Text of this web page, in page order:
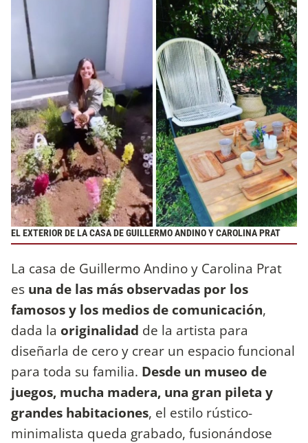
EL EXTERIOR DE LA CASA DE GUILLERMO ANDINO Y CAROLINA PRAT
La casa de Guillermo Andino y Carolina Prat
es una de las más observadas por los
famosos y los medios de comunicación,
dada la originalidad de la artista para
diseñarla de cero y crear un espacio funcional
para toda su familia. Desde un museo de
juegos, mucha madera, una gran pileta y
grandes habitaciones, el estilo rústico-
minimalista queda grabado, fusionándose